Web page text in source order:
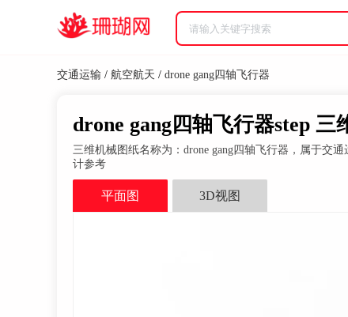
交通运输 / 航空航天 / drone gang四轴飞行器
drone gang四轴飞行器step 三
三维机械图纸名称为：drone gang四轴飞行器，属于交
计参考
平面图 3D视图